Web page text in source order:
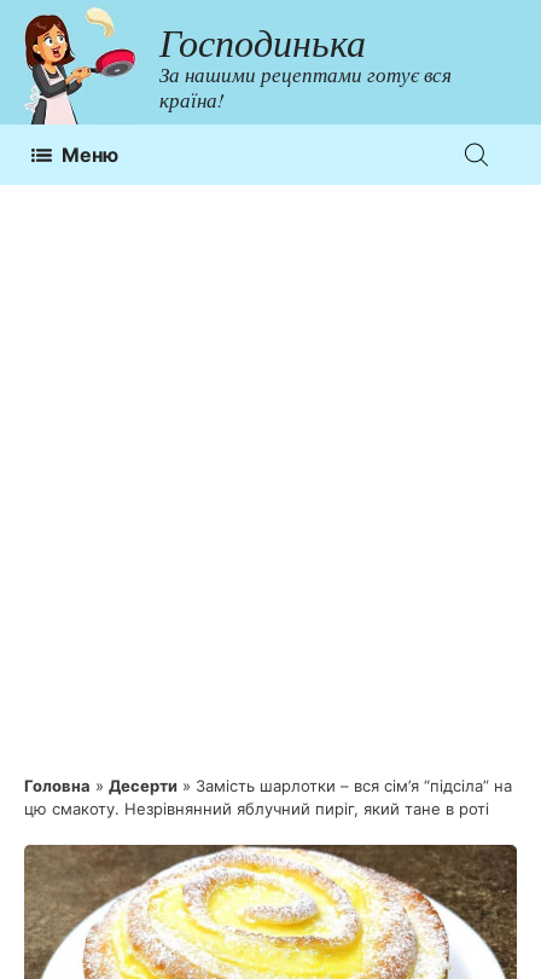
Перейти
до
контенту
Господинька
За нашими рецептами готує вся
країна!
Меню
Головна » Десерти » Замість шарлотки – вся сім’я “підсіла” на
цю смакоту. Незрівнянний яблучний пиріг, який тане в роті